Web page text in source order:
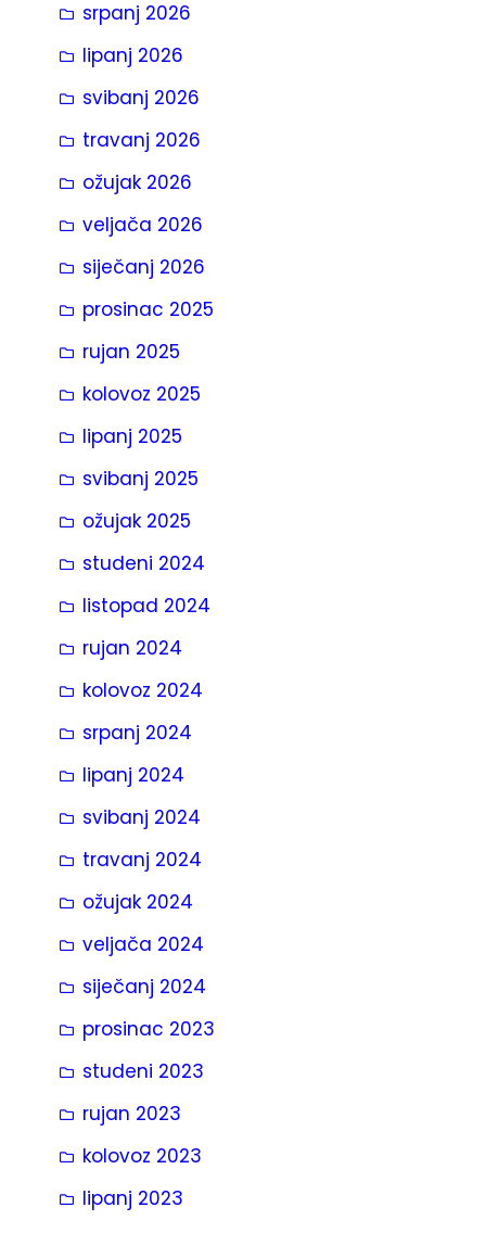
a
srpanj 2026
lipanj 2026
svibanj 2026
travanj 2026
ožujak 2026
veljača 2026
siječanj 2026
prosinac 2025
rujan 2025
kolovoz 2025
lipanj 2025
svibanj 2025
ožujak 2025
studeni 2024
listopad 2024
rujan 2024
kolovoz 2024
srpanj 2024
lipanj 2024
svibanj 2024
travanj 2024
ožujak 2024
veljača 2024
siječanj 2024
prosinac 2023
studeni 2023
rujan 2023
kolovoz 2023
lipanj 2023